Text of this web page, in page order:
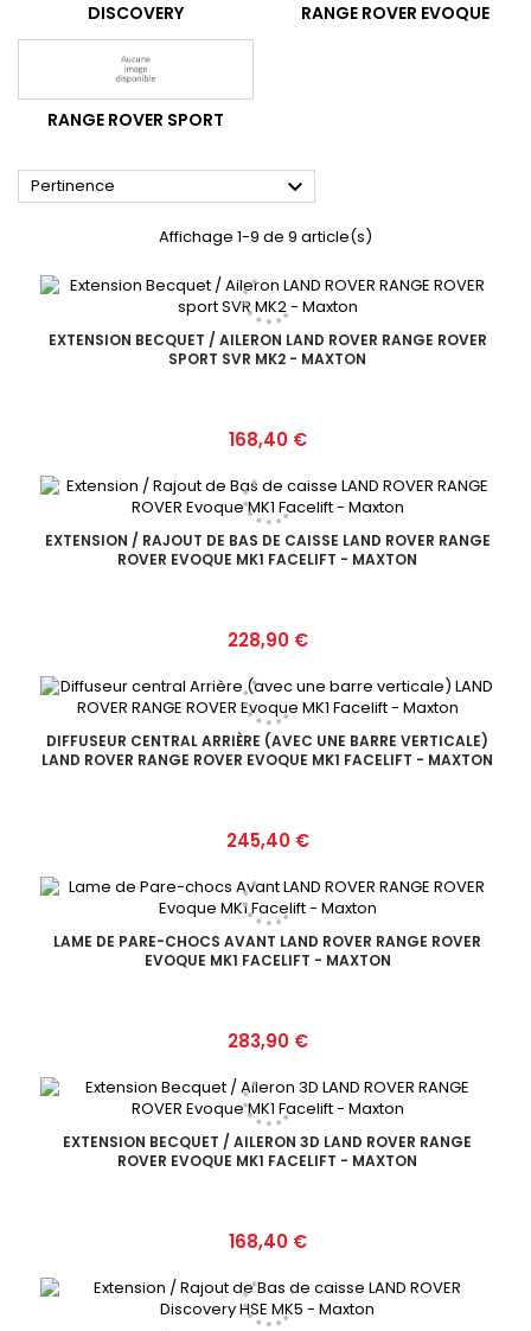
DISCOVERY RANGE ROVER EVOQUE
RANGE ROVER SPORT
Pertinence 
Affichage 1-9 de 9 article(s)
EXTENSION BECQUET / AILERON LAND ROVER RANGE ROVER
SPORT SVR MK2 - MAXTON
Prix
168,40 €
EXTENSION / RAJOUT DE BAS DE CAISSE LAND ROVER RANGE
ROVER EVOQUE MK1 FACELIFT - MAXTON
Prix
228,90 €
DIFFUSEUR CENTRAL ARRIÈRE (AVEC UNE BARRE VERTICALE)
LAND ROVER RANGE ROVER EVOQUE MK1 FACELIFT - MAXTON
Prix
245,40 €
LAME DE PARE-CHOCS AVANT LAND ROVER RANGE ROVER
EVOQUE MK1 FACELIFT - MAXTON
Prix
283,90 €
EXTENSION BECQUET / AILERON 3D LAND ROVER RANGE
ROVER EVOQUE MK1 FACELIFT - MAXTON
Prix
168,40 €